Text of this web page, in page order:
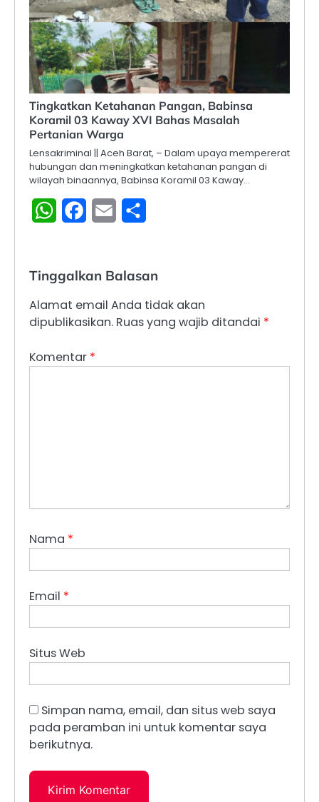
Tingkatkan Ketahanan Pangan, Babinsa
Koramil 03 Kaway XVI Bahas Masalah
Pertanian Warga
Lensakriminal || Aceh Barat, – Dalam upaya mempererat
hubungan dan meningkatkan ketahanan pangan di
wilayah binaannya, Babinsa Koramil 03 Kaway…
WhatsAppFacebook
Email
Tinggalkan Balasan
Alamat email Anda tidak akan
dipublikasikan. Ruas yang wajib ditandai *
Komentar *
Nama *
Email *
Situs Web
Simpan nama, email, dan situs web saya
pada peramban ini untuk komentar saya
berikutnya.